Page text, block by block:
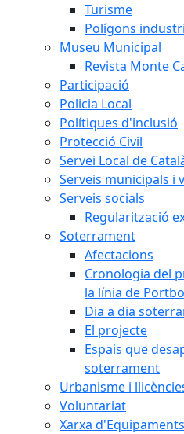
Turisme
Polígons
Museu Municipal
Revista Monte
Participació
Policia Local
Polítiques d'inclusió
Protecció Civil
Servei Local de
Serveis municipals i
Serveis socials
Regularització
Soterrament
Afectacions
Cronologia del
la línia de
Dia a dia
El projecte
Espais que
soterrament
Urbanisme i
Voluntariat
Xarxa d'Equipaments